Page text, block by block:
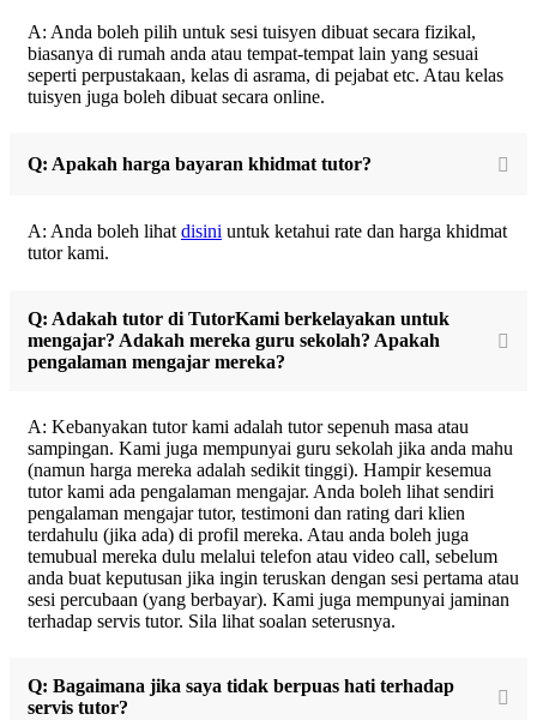
A: Anda boleh pilih untuk sesi tuisyen dibuat secara fizikal,
biasanya di rumah anda atau tempat-tempat lain yang sesuai
seperti perpustakaan, kelas di asrama, di pejabat etc. Atau kelas
tuisyen juga boleh dibuat secara online.
Q: Apakah harga bayaran khidmat tutor?
A: Anda boleh lihat disini untuk ketahui rate dan harga khidmat
tutor kami.
Q: Adakah tutor di TutorKami berkelayakan untuk
mengajar? Adakah mereka guru sekolah? Apakah
pengalaman mengajar mereka?
A: Kebanyakan tutor kami adalah tutor sepenuh masa atau
sampingan. Kami juga mempunyai guru sekolah jika anda mahu
(namun harga mereka adalah sedikit tinggi). Hampir kesemua
tutor kami ada pengalaman mengajar. Anda boleh lihat sendiri
pengalaman mengajar tutor, testimoni dan rating dari klien
terdahulu (jika ada) di profil mereka. Atau anda boleh juga
temubual mereka dulu melalui telefon atau video call, sebelum
anda buat keputusan jika ingin teruskan dengan sesi pertama atau
sesi percubaan (yang berbayar). Kami juga mempunyai jaminan
terhadap servis tutor. Sila lihat soalan seterusnya.
Q: Bagaimana jika saya tidak berpuas hati terhadap
servis tutor?